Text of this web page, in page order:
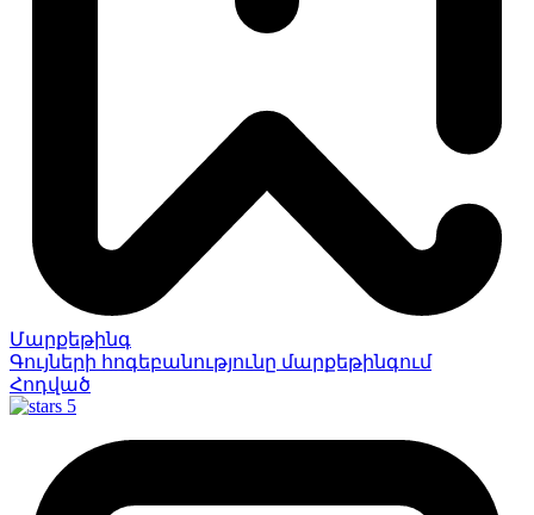
Մարքեթինգ
Գույների հոգեբանությունը մարքեթինգում
Հոդված
5